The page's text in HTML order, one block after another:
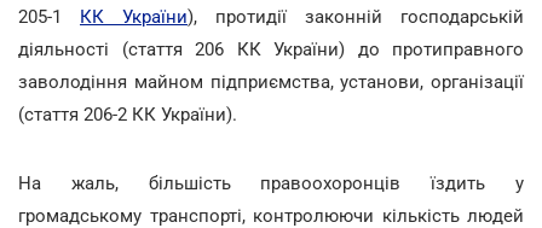
205-1 КК України), протидії законній господарській
діяльності (стаття 206 КК України) до протиправного
заволодіння майном підприємства, установи, організації
(стаття 206-2 КК України).
На жаль, більшість правоохоронців їздить у
громадському транспорті, контролюючи кількість людей